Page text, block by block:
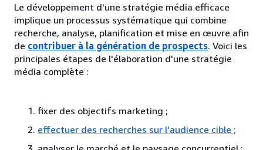
Le développement d'une stratégie média efficace
implique un processus systématique qui combine
recherche, analyse, planification et mise en œuvre afin
de contribuer à la génération de prospects. Voici les
principales étapes de l'élaboration d'une stratégie
média complète :
fixer des objectifs marketing ;
effectuer des recherches sur l'audience cible ;